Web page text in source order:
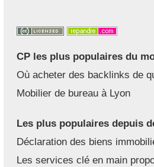
CP les plus populaires du
Où acheter des backlinks de
Mobilier de bureau à Lyon
Les plus populaires depuis
Déclaration des biens
Les services clé en main